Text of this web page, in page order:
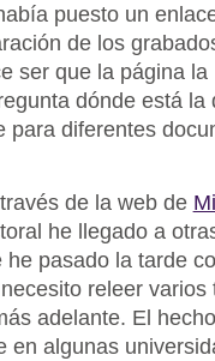
puesto un
de los
ser que la página
dónde está la
para diferentes
de la web de
he llegado a
pasado la tarde
releer varios
adelante. El
en algunas